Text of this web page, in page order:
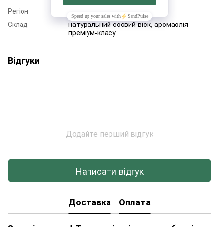
Регіон
Склад
натуральний соєвий віск, аромаолія
преміум-класу
Відгуки
Додайте перший відгук
Написати відгук
Доставка Оплата